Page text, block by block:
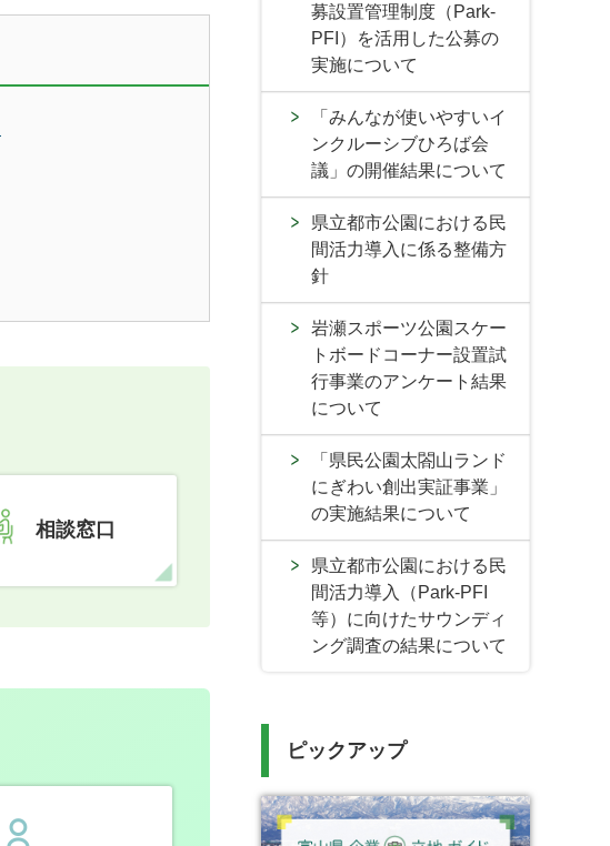
相談窓口
募設置管理制度（Park-
PFI）を活用した公募の
実施について
「みんなが使いやすいイ
ンクルーシブひろば会
議」の開催結果について
県立都市公園における民
間活力導入に係る整備方
針
岩瀬スポーツ公園スケー
トボードコーナー設置試
行事業のアンケート結果
について
「県民公園太閤山ランド
にぎわい創出実証事業」
の実施結果について
県立都市公園における民
間活力導入（Park-PFI
等）に向けたサウンディ
ング調査の結果について
ピックアップ